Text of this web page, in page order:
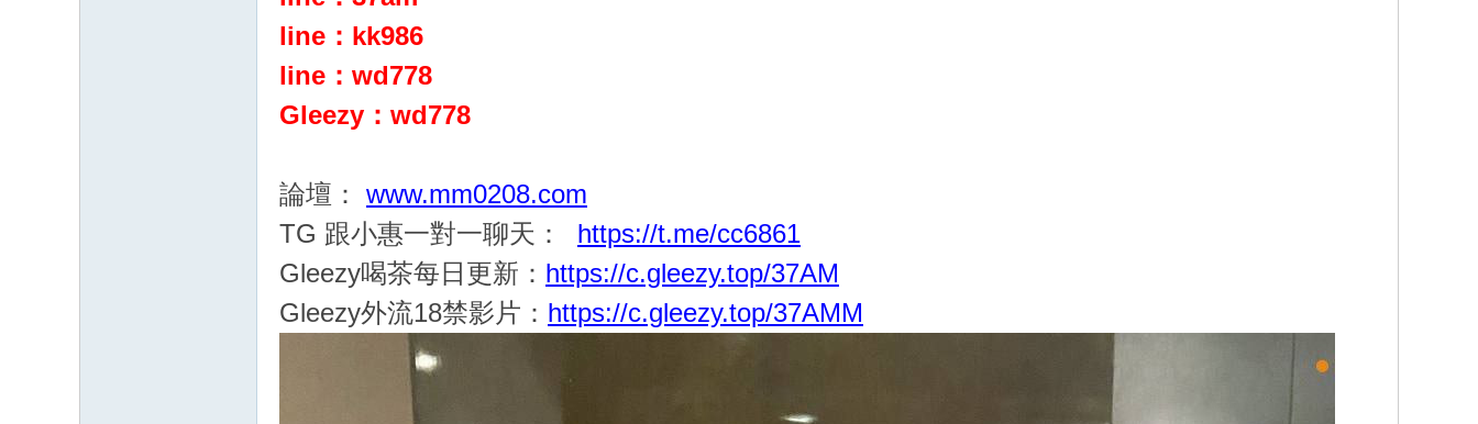
line：kk986
line：wd778
Gleezy：wd778
論壇： www.mm0208.com
TG 跟小惠一對一聊天： https://t.me/cc6861
Gleezy喝茶每日更新： https://c.gleezy.top/37AM
Gleezy外流18禁影片： https://c.gleezy.top/37AMM